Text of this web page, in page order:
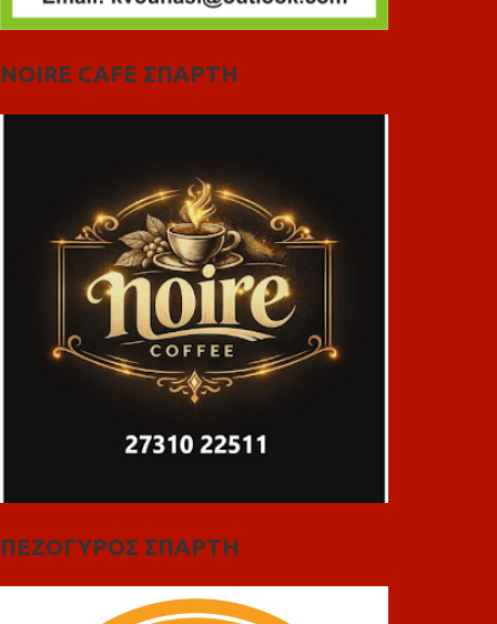
NOIRE CAFE ΣΠΑΡΤΗ
ΠΕΖΟΓΥΡΟΣ ΣΠΑΡΤΗ